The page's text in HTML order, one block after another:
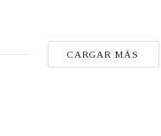
CARGAR MÁS